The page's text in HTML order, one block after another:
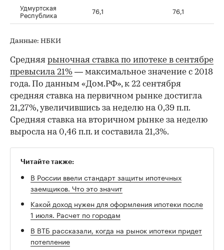
Удмуртская
Республика 76,1 76,1
Данные: НБКИ
Средняя рыночная ставка по ипотеке в сентябре
превысила 21% — максимальное значение с 2018
года. По данным «Дом.РФ», к 22 сентября
средняя ставка на первичном рынке достигла
21,27%, увеличившись за неделю на 0,39 п.п.
Средняя ставка на вторичном рынке за неделю
выросла на 0,46 п.п. и составила 21,3%.
Читайте также:
В России ввели стандарт защиты ипотечных
заемщиков. Что это значит
Какой доход нужен для оформления ипотеки после
1 июля. Расчет по городам
В ВТБ рассказали, когда на рынок ипотеки придет
потепление